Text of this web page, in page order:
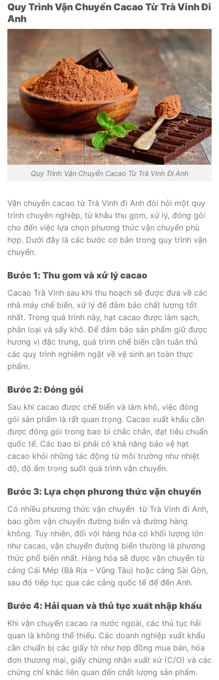
Quy Trình Vận Chuyển Cacao Từ Trà Vinh Đi
Anh
Quy Trình Vận Chuyển Cacao Từ Trà Vinh Đi Anh
Vận chuyển cacao từ Trà Vinh đi Anh đòi hỏi một quy
trình chuyên nghiệp, từ khâu thu gom, xử lý, đóng gói
cho đến việc lựa chọn phương thức vận chuyển phù
hợp. Dưới đây là các bước cơ bản trong quy trình vận
chuyển:
Bước 1: Thu gom và xử lý cacao
Cacao Trà Vinh sau khi thu hoạch sẽ được đưa về các
nhà máy chế biến, xử lý để đảm bảo chất lượng tốt
nhất. Trong quá trình này, hạt cacao được làm sạch,
phân loại và sấy khô. Để đảm bảo sản phẩm giữ được
hương vị đặc trưng, quá trình chế biến cần tuân thủ
các quy trình nghiêm ngặt về vệ sinh an toàn thực
phẩm.
Bước 2: Đóng gói
Sau khi cacao được chế biến và làm khô, việc đóng
gói sản phẩm là rất quan trọng. Cacao xuất khẩu cần
được đóng gói trong bao bì chắc chắn, đạt tiêu chuẩn
quốc tế. Các bao bì phải có khả năng bảo vệ hạt
cacao khỏi những tác động từ môi trường như nhiệt
độ, độ ẩm trong suốt quá trình vận chuyển.
Bước 3: Lựa chọn phương thức vận chuyển
Có nhiều phương thức vận chuyển từ Trà Vinh đi Anh,
bao gồm vận chuyển đường biển và đường hàng
không. Tuy nhiên, đối với hàng hóa có khối lượng lớn
như cacao, vận chuyển đường biển thường là phương
thức phổ biến nhất. Hàng hóa sẽ được vận chuyển từ
cảng Cái Mép (Bà Rịa – Vũng Tàu) hoặc cảng Sài Gòn,
sau đó tiếp tục qua các cảng quốc tế để đến Anh.
Bước 4: Hải quan và thủ tục xuất nhập khẩu
Khi vận chuyển cacao ra nước ngoài, các thủ tục hải
quan là không thể thiếu. Các doanh nghiệp xuất khẩu
cần chuẩn bị các giấy tờ như hợp đồng mua bán, hóa
đơn thương mại, giấy chứng nhận xuất xứ (C/O) và các
chứng chỉ khác liên quan đến chất lượng sản phẩm.